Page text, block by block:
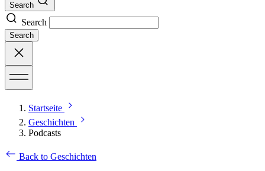
Search
Search
Search
Startseite
Geschichten
Podcasts
Back to Geschichten